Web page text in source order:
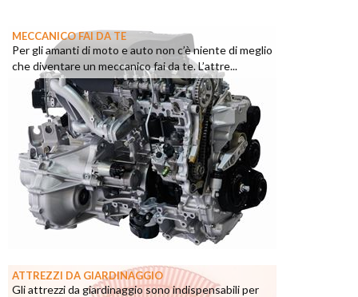
MECCANICO FAI DA TE
Per gli amanti di moto e auto non c’è niente di meglio
che diventare un meccanico fai da te. L’attre...
ATTREZZI DA GIARDINAGGIO
Gli attrezzi da giardinaggio sono indispensabili per